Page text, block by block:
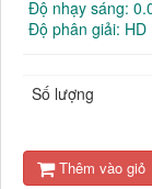
Độ nhạy sáng:
Độ phân giải:
Số lượng
Thêm vào giỏ